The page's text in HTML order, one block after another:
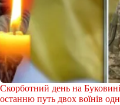
Скорботний день на
останню путь двох воїнів